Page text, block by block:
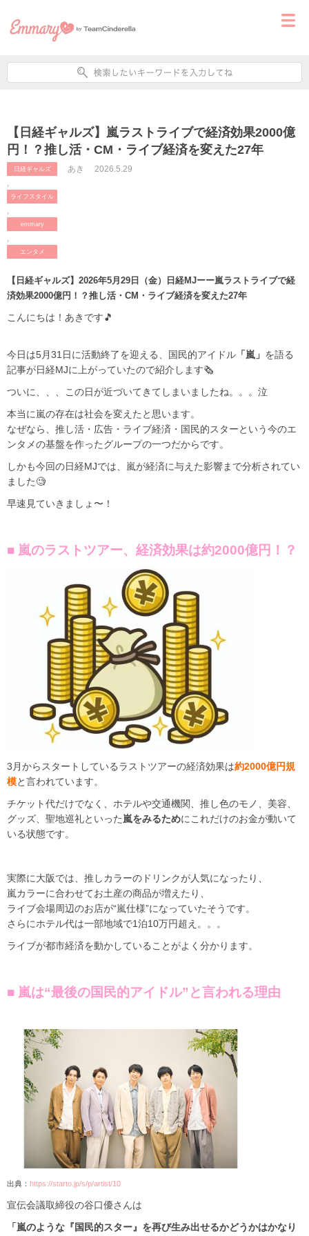
【日経ギャルズ】嵐ラストライブで経済効果2000億
円！？推し活・CM・ライブ経済を変えた27年
日経ギャルズ
,
ライフスタイル
,
emmary
,
エンタメ
あき 2026.5.29
【日経ギャルズ】2026年5月29日（金）日経MJーー嵐ラストライブで経
済効果2000億円！？推し活・CM・ライブ経済を変えた27年
こんにちは！あきです🎵
今日は5月31日に活動終了を迎える、国民的アイドル 「嵐」 を語る
記事が日経MJに上がっていたので紹介します🗞️
ついに、、、この日が近づいてきてしまいましたね。。。泣
本当に嵐の存在は社会を変えたと思います。
なぜなら、推し活・広告・ライブ経済・国民的スターという今のエ
ンタメの基盤を作ったグループの一つだからです。
しかも今回の日経MJでは、嵐が経済に与えた影響まで分析されてい
ました🧐
早速見ていきましょ〜！
■ 嵐のラストツアー、経済効果は約2000億円！？
3月からスタートしているラストツアーの経済効果は約2000億円規
模と言われています。
チケット代だけでなく、ホテルや交通機関、推し色のモノ、美容、
グッズ、聖地巡礼といった嵐をみるためにこれだけのお金が動いて
いる状態です。
実際に大阪では、推しカラーのドリンクが人気になったり、
嵐カラーに合わせてお土産の商品が増えたり、
ライブ会場周辺のお店が“嵐仕様”になっていたそうです。
さらにホテル代は一部地域で1泊10万円超え。。。
ライブが都市経済を動かしていることがよく分かります。
■ 嵐は“最後の国民的アイドル”と言われる理由
出典： https://starto.jp/s/p/artist/10
宣伝会議取締役の谷口優さんは
「嵐のような『国民的スター』を再び生み出せるかどうかはかなり